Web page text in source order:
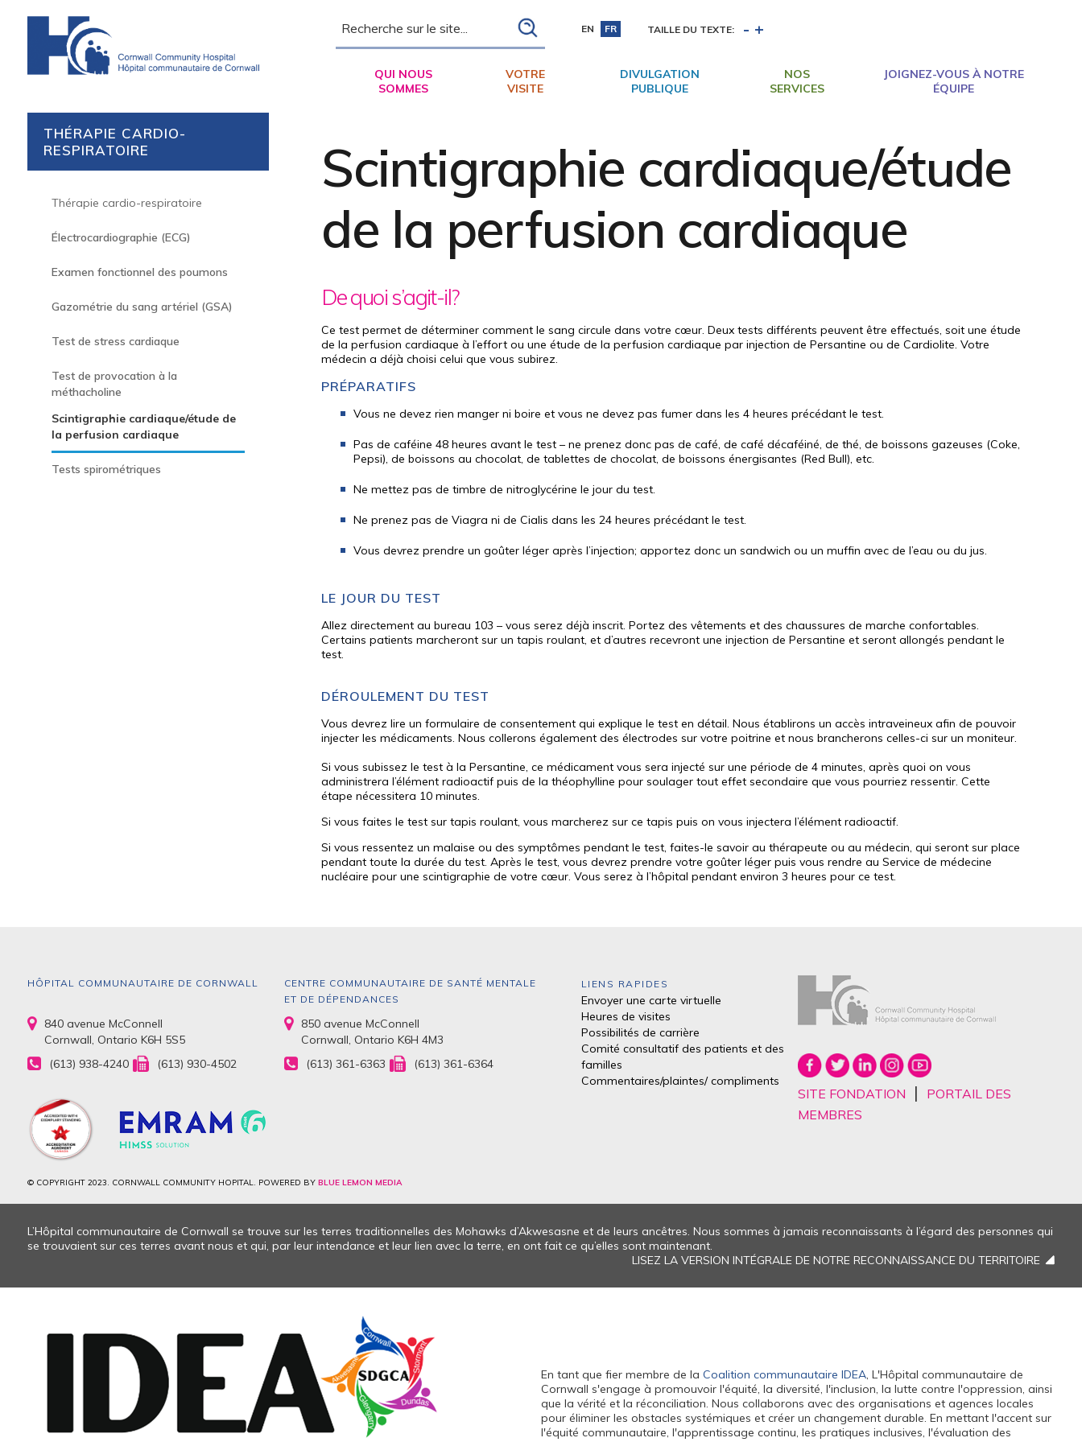
EN FR TAILLE DU TEXTE: - +
QUI NOUS
SOMMES
VOTRE
VISITE
DIVULGATION
PUBLIQUE
NOS
SERVICES
JOIGNEZ-VOUS À NOTRE
ÉQUIPE
THÉRAPIE CARDIO-
RESPIRATOIRE
Thérapie cardio-respiratoire
Électrocardiographie (ECG)
Examen fonctionnel des poumons
Gazométrie du sang artériel (GSA)
Test de stress cardiaque
Test de provocation à la
méthacholine
Scintigraphie cardiaque/étude de
la perfusion cardiaque
Tests spirométriques
Scintigraphie cardiaque/étude
de la perfusion cardiaque
De quoi s’agit-il?
Ce test permet de déterminer comment le sang circule dans votre cœur. Deux tests différents peuvent être effectués, soit une étude
de la perfusion cardiaque à l’effort ou une étude de la perfusion cardiaque par injection de Persantine ou de Cardiolite. Votre
médecin a déjà choisi celui que vous subirez.
PRÉPARATIFS
Vous ne devez rien manger ni boire et vous ne devez pas fumer dans les 4 heures précédant le test.
Pas de caféine 48 heures avant le test – ne prenez donc pas de café, de café décaféiné, de thé, de boissons gazeuses (Coke,
Pepsi), de boissons au chocolat, de tablettes de chocolat, de boissons énergisantes (Red Bull), etc.
Ne mettez pas de timbre de nitroglycérine le jour du test.
Ne prenez pas de Viagra ni de Cialis dans les 24 heures précédant le test.
Vous devrez prendre un goûter léger après l’injection; apportez donc un sandwich ou un muffin avec de l’eau ou du jus.
LE JOUR DU TEST
Allez directement au bureau 103 – vous serez déjà inscrit.Portez des vêtements et des chaussures de marche confortables.
Certains patients marcheront sur un tapis roulant, et d’autres recevront une injection de Persantine et seront allongés pendant le
test.
DÉROULEMENT DU TEST
Vous devrez lire un formulaire de consentement qui explique le test en détail. Nous établirons un accès intraveineux afin de pouvoir
injecter les médicaments. Nous collerons également des électrodes sur votre poitrine et nous brancherons celles-ci sur un moniteur.
Si vous subissez le test à la Persantine, ce médicament vous sera injecté sur une période de 4 minutes, après quoi on vous
administrera l’élément radioactif puis de la théophylline pour soulager tout effet secondaire que vous pourriez ressentir. Cette
étape nécessitera 10 minutes.
Si vous faites le test sur tapis roulant, vous marcherez sur ce tapis puis on vous injectera l’élément radioactif.
Si vous ressentez un malaise ou des symptômes pendant le test, faites-le savoir au thérapeute ou au médecin, qui seront sur place
pendant toute la durée du test. Après le test, vous devrez prendre votre goûter léger puis vous rendre au Service de médecine
nucléaire pour une scintigraphie de votre cœur. Vous serez à l’hôpital pendant environ 3 heures pour ce test.
HÔPITAL COMMUNAUTAIRE DE CORNWALL
840 avenue McConnell
Cornwall, Ontario K6H 5S5
(613) 938-4240
(613) 930-4502
CENTRE COMMUNAUTAIRE DE SANTÉ MENTALE
ET DE DÉPENDANCES
850 avenue McConnell
Cornwall, Ontario K6H 4M3
(613) 361-6363
(613) 361-6364
LIENS RAPIDES
Envoyer une carte virtuelle
Heures de visites
Possibilités de carrière
Comité consultatif des patients et des
familles
Commentaires/plaintes/compliments
SITE FONDATION |
PORTAIL DES
MEMBRES
© COPYRIGHT 2023. CORNWALL COMMUNITY HOPITAL. POWERED BY BLUE LEMON MEDIA
L’Hôpital communautaire de Cornwall se trouve sur les terres traditionnelles des Mohawks d’Akwesasne et de leurs ancêtres. Nous sommes à jamais reconnaissants à l’égard des personnes qui
se trouvaient sur ces terres avant nous et qui, par leur intendance et leur lien avec la terre, en ont fait ce qu’elles sont maintenant.
LISEZ LA VERSION INTÉGRALE DE NOTRE RECONNAISSANCE DU TERRITOIRE
En tant que fier membre de la Coalition communautaire IDEA, L'Hôpital communautaire de
Cornwall s'engage à promouvoir l'équité, la diversité, l'inclusion, la lutte contre l'oppression, ainsi
que la vérité et la réconciliation. Nous collaborons avec des organisations et agences locales
pour éliminer les obstacles systémiques et créer un changement durable. En mettant l'accent sur
l'équité communautaire, l'apprentissage continu, les pratiques inclusives, l'évaluation des